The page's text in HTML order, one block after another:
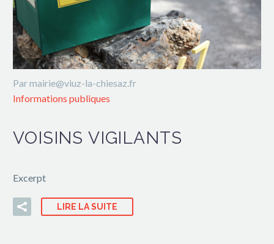
Par mairie@viuz-la-chiesaz.fr
Informations publiques
VOISINS VIGILANTS
Excerpt
LIRE LA SUITE